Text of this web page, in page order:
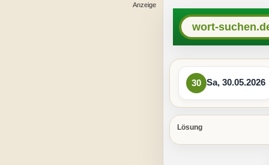
wort-
30 Sa, 30.05.2026
Lösung